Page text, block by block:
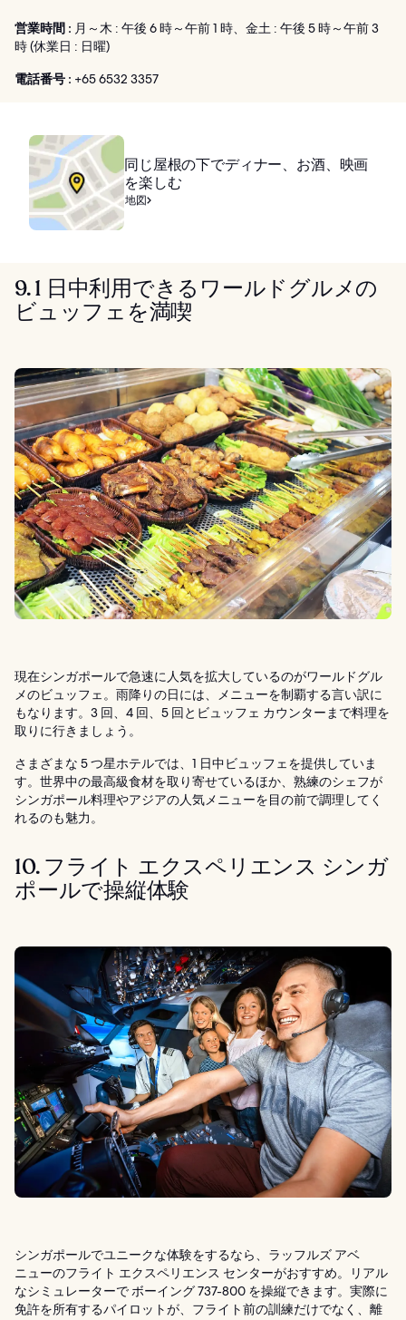
営業時間 : 月～木 : 午後 6 時～午前 1 時、金土 : 午後 5 時～午前 3
時 (休業日 : 日曜)
電話番号 : +65 6532 3357
同じ屋根の下でディナー、お酒、映画
を楽しむ
地図
9. 1 日中利用できるワールドグルメの
ビュッフェを満喫
現在シンガポールで急速に人気を拡大しているのがワールドグル
メのビュッフェ。雨降りの日には、メニューを制覇する言い訳に
もなります。3 回、4 回、5 回とビュッフェ カウンターまで料理を
取りに行きましょう。
さまざまな 5 つ星ホテルでは、1 日中ビュッフェを提供していま
す。世界中の最高級食材を取り寄せているほか、熟練のシェフが
シンガポール料理やアジアの人気メニューを目の前で調理してく
れるのも魅力。
10. フライト エクスペリエンス シンガ
ポールで操縦体験
シンガポールでユニークな体験をするなら、ラッフルズ アベ
ニューのフライト エクスペリエンス センターがおすすめ。リアル
なシミュレーターで ボーイング 737-800 を操縦できます。実際に
免許を所有するパイロットが、フライト前の訓練だけでなく、離